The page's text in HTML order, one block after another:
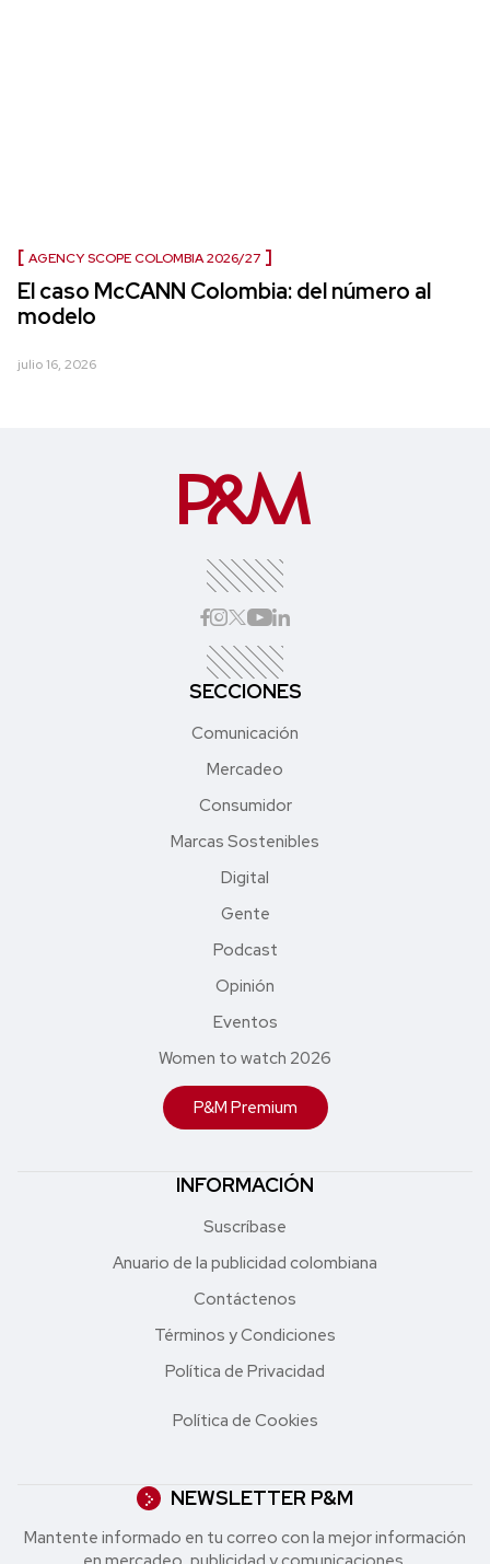
AGENCY SCOPE COLOMBIA 2026/27
El caso McCANN Colombia: del número al
modelo
julio 16, 2026
SECCIONES
Comunicación
Mercadeo
Consumidor
Marcas Sostenibles
Digital
Gente
Podcast
Opinión
Eventos
Women to watch 2026
P&M Premium
INFORMACIÓN
Suscríbase
Anuario de la publicidad colombiana
Contáctenos
Términos y Condiciones
Política de Privacidad
Política de Cookies
NEWSLETTER P&M
Mantente informado en tu correo con la mejor in formación